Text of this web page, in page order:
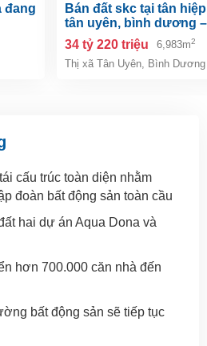
bán đất skc tại tân hiệp, tp.
tân uyên, bình dương –
6.983m²
34 tỷ 220 triệu 6,983m2
Thị xã Tân Uyên, Bình Dương
cấu trúc toàn diện nhằm
đoàn bất động sản toàn cầu
hai dự án Aqua Dona và
hơn 700.000 căn nhà đến
bất động sản sẽ tiếp tục